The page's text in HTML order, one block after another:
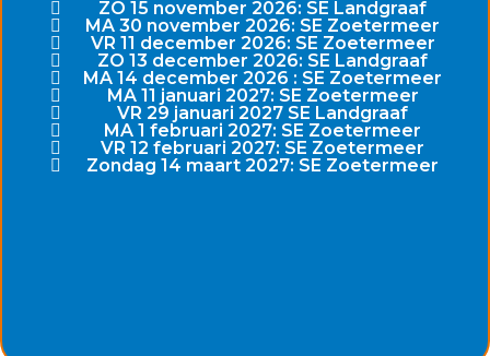
ZO 15 november 2026: SE Landgraaf
MA 30 november 2026: SE Zoetermeer
VR 11 december 2026: SE Zoetermeer
ZO 13 december 2026: SE Landgraaf
MA 14 december 2026 : SE Zoetermeer
MA 11 januari 2027: SE Zoetermeer
VR 29 januari 2027 SE Landgraaf
MA 1 februari 2027: SE Zoetermeer
VR 12 februari 2027: SE Zoetermeer
Zondag 14 maart 2027: SE Zoetermeer